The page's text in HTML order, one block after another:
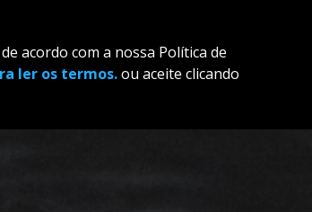
acordo com a nossa Política de
ler os termos.ou aceite clicando